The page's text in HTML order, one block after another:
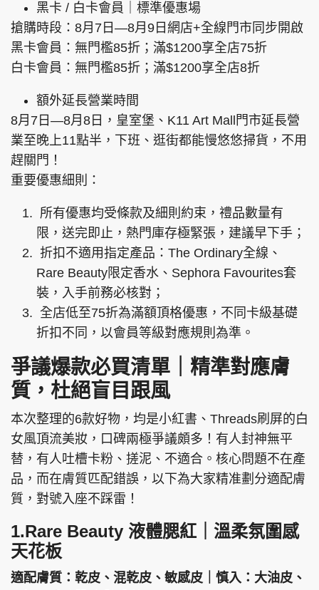
黑卡 / 白卡會員｜標準優惠場
搶購時段：8月7日—8月9日網店+全線門市同步開啟
黑卡會員：無門檻85折；滿$1200享全店75折
白卡會員：無門檻85折；滿$1200享全店8折
額外延長營業時間
8月7日—8月8日，皇室堡、K11 Art Mall門市延長營
業至晚上11點半，下班、逛街都能慢悠悠掃貨，不用
趕關門！
重要優惠細則：
所有優惠均受條款及細則約束，禮品數量有
限，送完即止，熱門庫存極緊張，建議早下手；
折扣不適用指定產品：The Ordinary全線、
Rare Beauty限定香水、Sephora Favourites套
裝，入手前務必核對；
全店低至75折為滿額頂格優惠，不同卡級基礎
折扣不同，以會員等級對應規則為準。
爭議爆款必買清單｜精準對應膚
質，杜絕盲目跟風
本次整理的6款好物，均是小紅書、Threads刷屏的白
女風頂流美妝，口碑兩極爭議頗多！有人封神無平
替，有人吐槽卡粉、搓泥、不適合。核心問題不在產
品，而在膚質匹配錯誤，以下為大家精准劃分適配膚
質，對號入座不踩雷！
1.Rare Beauty 液體腮紅｜溫柔氛圍感
天花板
適配膚質：乾皮、混乾皮、敏感皮｜慎入：大油皮、